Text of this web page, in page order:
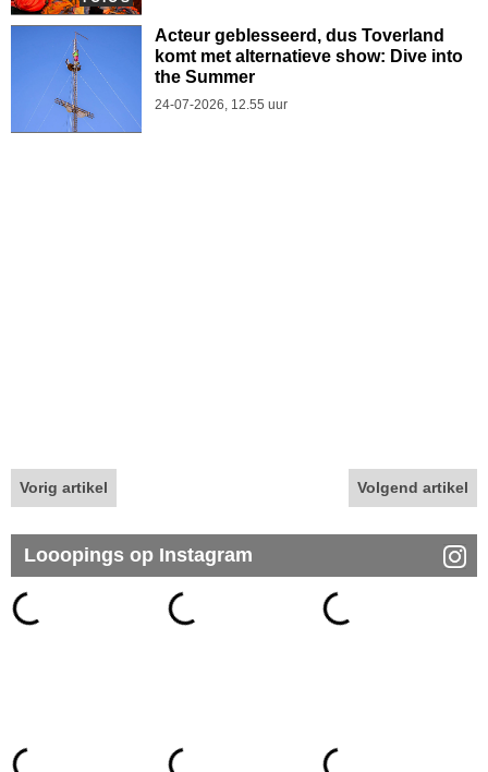
Acteur geblesseerd, dus Toverland
komt met alternatieve show: Dive into
the Summer
24-07-2026, 12.55 uur
Vorig artikel Volgend artikel
Looopings op Instagram